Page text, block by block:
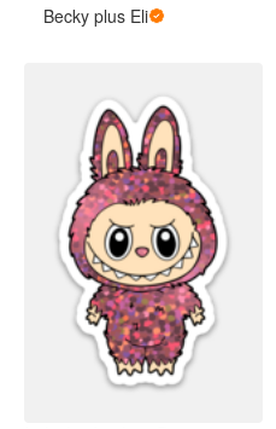
Becky plus Eli